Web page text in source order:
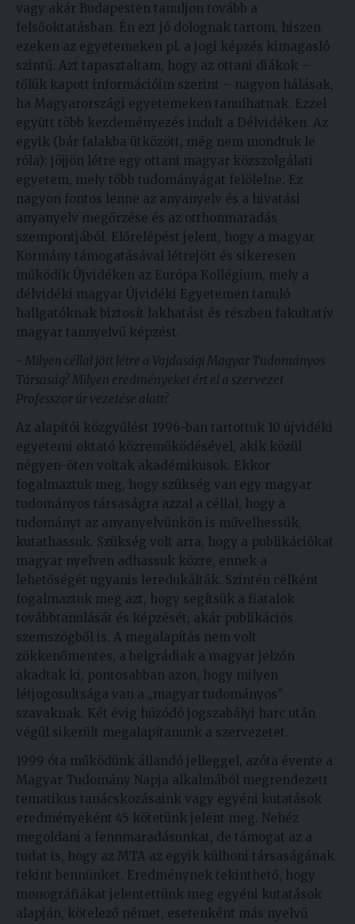
vagy akár Budapesten tanuljon tovább a
felsőoktatásban. Én ezt jó dolognak tartom, hiszen
ezeken az egyetemeken pl. a jogi képzés kimagasló
szintű. Azt tapasztaltam, hogy az ottani diákok –
tőlük kapott információim szerint – nagyon hálásak,
ha Magyarországi egyetemeken tanulhatnak. Ezzel
együtt több kezdeményezés indult a Délvidéken. Az
egyik (bár falakba ütközött, még nem mondtuk le
róla): jöjjön létre egy ottani magyar közszolgálati
egyetem, mely több tudományágat felölelne. Ez
nagyon fontos lenne az anyanyelv és a hivatási
anyanyelv megőrzése és az otthonmaradás
szempontjából. Előrelépést jelent, hogy a magyar
Kormány támogatásával létrejött és sikeresen
működik Újvidéken az Európa Kollégium, mely a
délvidéki magyar Újvidéki Egyetemen tanuló
hallgatóknak biztosít lakhatást és részben fakultatív
magyar tannyelvű képzést.
- Milyen céllal jött létre a Vajdasági Magyar Tudományos
Társaság? Milyen eredményeket ért el a szervezet
Professzor úr vezetése alatt?
Az alapítói közgyűlést 1996-ban tartottuk 10 újvidéki
egyetemi oktató közreműködésével, akik közül
négyen-öten voltak akadémikusok. Ekkor
fogalmaztuk meg, hogy szükség van egy magyar
tudományos társaságra azzal a céllal, hogy a
tudományt az anyanyelvünkön is művelhessük,
kutathassuk. Szükség volt arra, hogy a publikációkat
magyar nyelven adhassuk közre, ennek a
lehetőségét ugyanis leredukálták. Szintén célként
fogalmaztuk meg azt, hogy segítsük a fiatalok
továbbtanulását és képzését, akár publikációs
szemszögből is. A megalapítás nem volt
zökkenőmentes, a belgrádiak a magyar jelzőn
akadtak ki, pontosabban azon, hogy milyen
létjogosultsága van a „magyar tudományos”
szavaknak. Két évig húzódó jogszabályi harc után
végül sikerült megalapítanunk a szervezetet.
1999 óta működünk állandó jelleggel, azóta évente a
Magyar Tudomány Napja alkalmából megrendezett
tematikus tanácskozásaink vagy egyéni kutatások
eredményeként 45 kötetünk jelent meg. Nehéz
megoldani a fennmaradásunkat, de támogat az a
tudat is, hogy az MTA az egyik külhoni társaságának
tekint bennünket. Eredménynek tekinthető, hogy
monográfiákat jelentettünk meg egyéni kutatások
alapján, kötelező német, esetenként más nyelvű